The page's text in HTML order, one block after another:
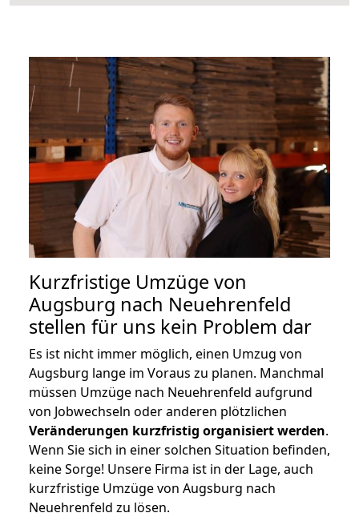
Kurzfristige Umzüge von
Augsburg nach Neuehrenfeld
stellen für uns kein Problem dar
Es ist nicht immer möglich, einen Umzug von
Augsburg lange im Voraus zu planen. Manchmal
müssen Umzüge nach Neuehrenfeld aufgrund
von Jobwechseln oder anderen plötzlichen
Veränderungen kurzfristig organisiert werden.
Wenn Sie sich in einer solchen Situation befinden,
keine Sorge! Unsere Firma ist in der Lage, auch
kurzfristige Umzüge von Augsburg nach
Neuehrenfeld zu lösen.